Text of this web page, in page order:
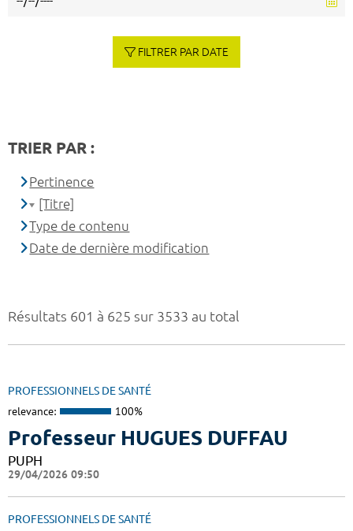
Résultats 601 à 625 sur 3533 au total
PROFESSIONNELS DE SANTÉ
relevance: 100%
Professeur HUGUES DUFFAU
PUPH
29/04/2026 09:50
PROFESSIONNELS DE SANTÉ
FILTRER PAR DATE
TRIER PAR :
Pertinence
[Titre]
Type de contenu
Date de dernière modification